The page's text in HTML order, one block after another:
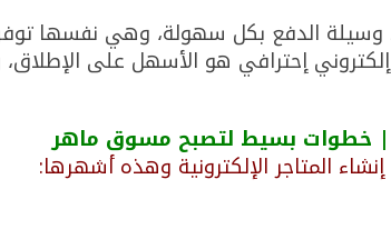
الدفع بكل سهولة، وهي نفسها
إلكتروني إحترافي هو الأسهل على
| خطوات بسيط لتصبح مسوق ماهر
المتاجر الإلكترونية وهذه أشهرها: